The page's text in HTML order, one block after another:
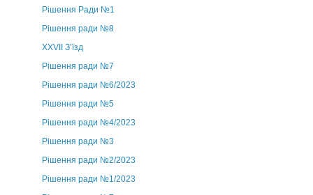
Рішення Ради №1
Рішення ради №8
ХХVII З’їзд
Рішення ради №7
Рішення ради №6/2023
Рішення ради №5
Рішення ради №4/2023
Рішення ради №3
Рішення ради №2/2023
Рішення ради №1/2023